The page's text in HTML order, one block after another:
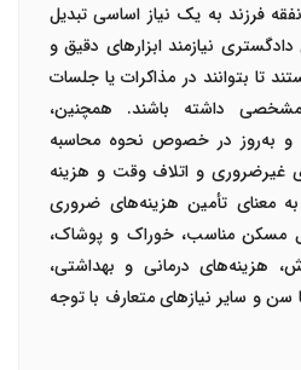
فرزند به یک نیاز اساسی تبدیل
نیازمند ابزارهای دقیق و
تا بتوانند در مذاکرات یا جلسات
مشخصی داشته باشند. همچنین،
و به‌روز در خصوص نحوه محاسبه
غیرضروری و اتلاف وقت و هزینه
معنای تأمین هزینه‌های ضروری
مسکن مناسب، خوراک و پوشاک،
هزینه‌های درمانی و بهداشتی،
و سایر نیازهای متعارف با توجه